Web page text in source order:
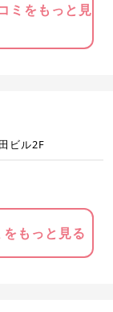
ミをもっと見
ビル2F
もっと見る